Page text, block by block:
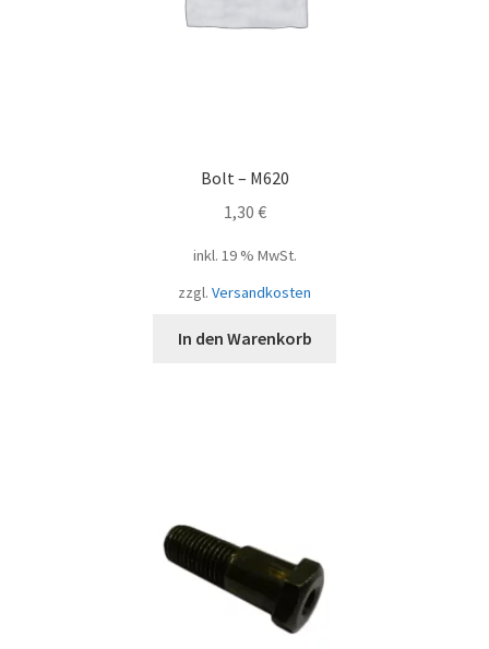
Bolt – M620
1,30 €
inkl. 19 % MwSt.
zzgl. Versandkosten
In den Warenkorb